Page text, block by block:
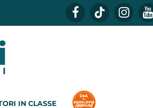
IN CLASSE